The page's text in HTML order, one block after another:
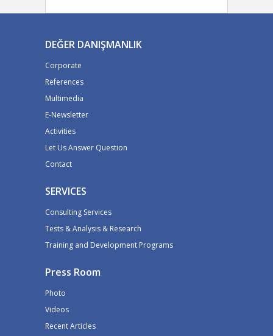
DEĞER DANIŞMANLIK
Corporate
References
Multimedia
E-Newsletter
Activities
Let Us Answer Question
Contact
SERVICES
Consulting Services
Tests & Analysis & Research
Training and Development Programs
Press Room
Photo
Videos
Recent Articles